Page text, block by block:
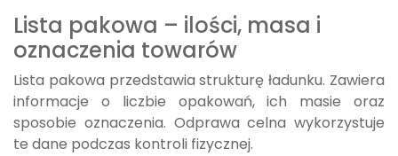
Lista pakowa – ilości, masa i
oznaczenia towarów
Lista pakowa przedstawia strukturę ładunku. Zawiera
informacje o liczbie opakowań, ich masie oraz
sposobie oznaczenia. Odprawa celna wykorzystuje
te dane podczas kontroli fizycznej.